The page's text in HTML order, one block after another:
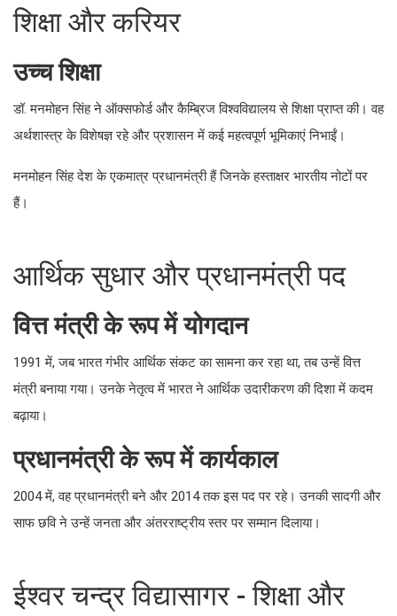
शिक्षा और करियर
उच्च शिक्षा
डॉ. मनमोहन सिंह ने ऑक्सफोर्ड और कैम्ब्रिज विश्वविद्यालय से शिक्षा प्राप्त की। वह
अर्थशास्त्र के विशेषज्ञ रहे और प्रशासन में कई महत्वपूर्ण भूमिकाएं निभाईं।
मनमोहन सिंह देश के एकमात्र प्रधानमंत्री हैं जिनके हस्ताक्षर भारतीय नोटों पर
हैं।
आर्थिक सुधार और प्रधानमंत्री पद
वित्त मंत्री के रूप में योगदान
1991 में, जब भारत गंभीर आर्थिक संकट का सामना कर रहा था, तब उन्हें वित्त
मंत्री बनाया गया। उनके नेतृत्व में भारत ने आर्थिक उदारीकरण की दिशा में कदम
बढ़ाया।
प्रधानमंत्री के रूप में कार्यकाल
2004 में, वह प्रधानमंत्री बने और 2014 तक इस पद पर रहे। उनकी सादगी और
साफ छवि ने उन्हें जनता और अंतरराष्ट्रीय स्तर पर सम्मान दिलाया।
ईश्वर चन्द्र विद्यासागर - शिक्षा और